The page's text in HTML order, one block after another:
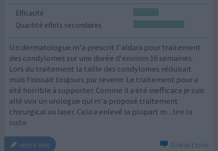
Efficacité
Quantité effets secondaires
Un dermatologue m'a prescrit l'aldara pour traitement
des condylomes sur une durée d'environ 16 semaines.
Lors du traitement la taille des condylomes réduisait
mais finissait toujours par revenir. Le traitement pour a
été horrible à supporter. Comme il a été inefficace je suis
allé voir un urologue qui m'a proposé traitement
chirurgical au laser. Cela a enlevé la plupart m ...lire la
suite
votre avis 0 réactions